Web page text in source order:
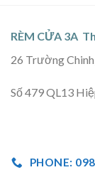
RÈM CỬA 3A
26 Trường
Số 479 QL13
PHONE: